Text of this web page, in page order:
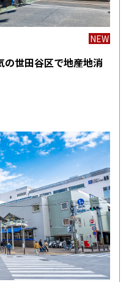
NEW
の世田谷区で地産地消